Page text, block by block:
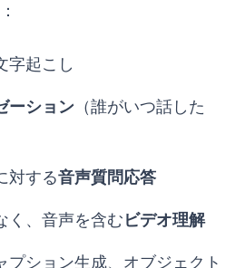
字起こし
ーション （誰がいつ話した
対する音声質問応答
く、音声を含むビデオ理解
プション生成、オブジェクト